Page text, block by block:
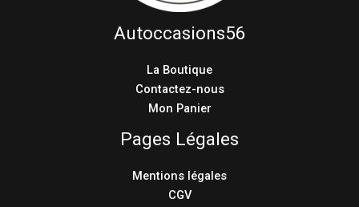
Autoccasions56
La Boutique
Contactez-nous
Mon Panier
Pages Légales
Mentions légales
CGV